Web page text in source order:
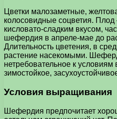
Цветки малозаметные,
колосовидные соцветия. Плод
кисловато-сладким вкусом,
шефердия в апреле-мае до
Длительность цветения, в
растение насекомыми.
нетребовательное к
зимостойкое,
Условия выращивания
Шефердия предпочитает